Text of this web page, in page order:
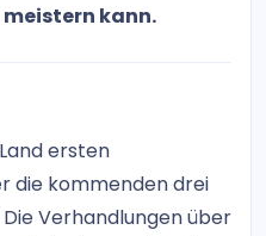
kann.
ersten
die kommenden drei
Verhandlungen über